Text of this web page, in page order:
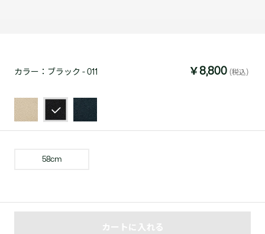
カラー： ブラック - 011 ￥8,800 (税込)
58cm
カートに入れる